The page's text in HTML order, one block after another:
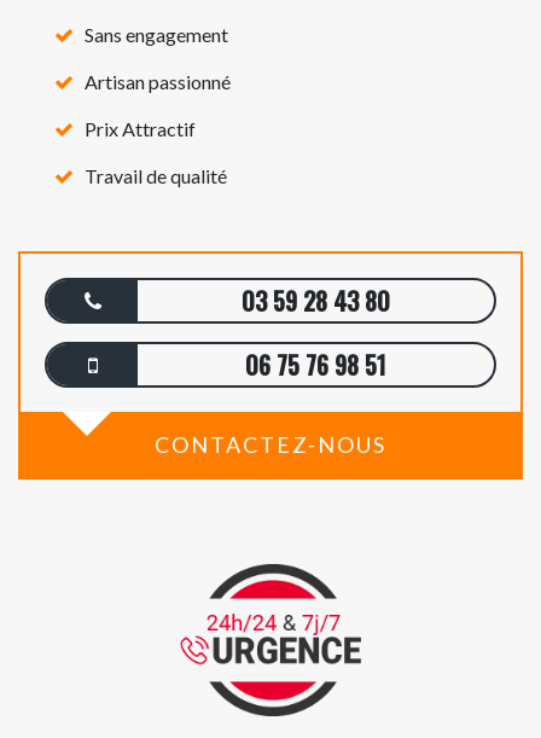
Sans engagement
Artisan passionné
Prix Attractif
Travail de qualité
03 59 28 43 80
06 75 76 98 51
CONTACTEZ-NOUS